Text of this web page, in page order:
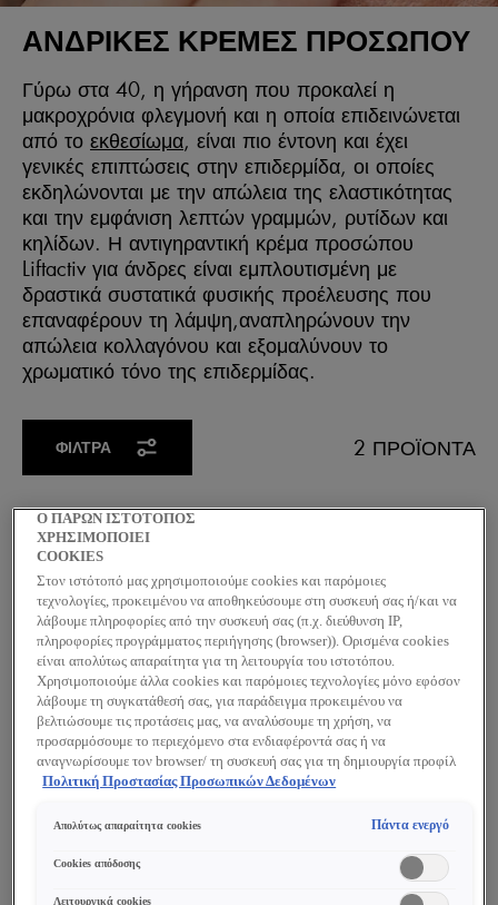
ΑΝΔΡΙΚΈΣ ΚΡΈΜΕΣ ΠΡΟΣΏΠΟΥ
Γύρω στα 40, η γήρανση που προκαλεί η
μακροχρόνια φλεγμονή και η οποία επιδεινώνεται
από το εκθεσίωμα, είναι πιο έντονη και έχει
γενικές επιπτώσεις στην επιδερμίδα, οι οποίες
εκδηλώνονται με την απώλεια της ελαστικότητας
και την εμφάνιση λεπτών γραμμών, ρυτίδων και
κηλίδων. Η αντιγηραντική κρέμα προσώπου
Liftactiv για άνδρες είναι εμπλουτισμένη με
δραστικά συστατικά φυσικής προέλευσης που
επαναφέρουν τη λάμψη,αναπληρώνουν την
απώλεια κολλαγόνου και εξομαλύνουν το
χρωματικό τόνο της επιδερμίδας.
ΦΊΛΤΡΑ 2 ΠΡΟΪΌΝΤΑ
HOMME
Ο ΠΑΡΩΝ ΙΣΤΟΤΟΠΟΣ
ΧΡΗΣΙΜΟΠΟΙΕΙ
COOKIES
Στον ιστότοπό μας χρησιμοποιούμε cookies και παρόμοιες
τεχνολογίες, προκειμένου να αποθηκεύσουμε στη συσκευή σας ή/και να
λάβουμε πληροφορίες από την συσκευή σας (π.χ. διεύθυνση IP,
πληροφορίες προγράμματος περιήγησης (browser)). Ορισμένα cookies
είναι απολύτως απαραίτητα για τη λειτουργία του ιστοτόπου.
Χρησιμοποιούμε άλλα cookies και παρόμοιες τεχνολογίες μόνο εφόσον
λάβουμε τη συγκατάθεσή σας, για παράδειγμα προκειμένου να
βελτιώσουμε τις προτάσεις μας, να αναλύσουμε τη χρήση, να
προσαρμόσουμε το περιεχόμενο στα ενδιαφέροντά σας ή να
αναγνωρίσουμε τον browser/ τη συσκευή σας για τη δημιουργία προφίλ
με τα ενδιαφέροντά σας και να σας δείχνουμε σχετικό διαφημιστικό
cookies τα οποία δεν είναι απαραίτητα («Αποδοχή όλων»), να τα
επιλογές σας («Αποθήκευση επιλογών»). Μπορείτε επίσης, ανά πάσα
(επιλέγοντας το link «Ρυθμίσεις για τα cookies»). Περισσότερες
Πολιτική Προστασίας Προσωπικών Δεδομένων
Απολύτως απαραίτητα cookies Πάντα ενεργό
Cookies απόδοσης
Λειτουργικά cookies